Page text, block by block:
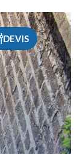
DEVIS